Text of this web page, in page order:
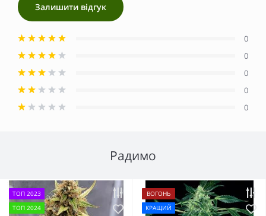
Залишити відгук
0
0
0
0
0
Радимо
ТОП 2023
ТОП 2024
ВОГОНЬ
КРАЩИЙ